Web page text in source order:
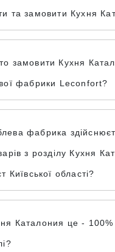
та замовити Кухня
замовити Кухня
фабрики Leconfort?
фабрика
з розділу Кухня
Київської області?
Каталония це - 100%